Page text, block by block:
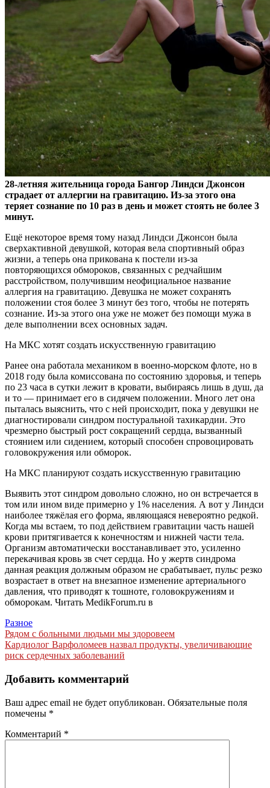
28-летняя жительница города Бангор Линдси Джонсон
страдает от аллергии на гравитацию. Из-за этого она
теряет сознание по 10 раз в день и может стоять не более 3
минут.
Ещё некоторое время тому назад Линдси Джонсон была
сверхактивной девушкой, которая вела спортивный образ
жизни, а теперь она прикована к постели из-за
повторяющихся обмороков, связанных с редчайшим
расстройством, получившим неофициальное название
аллергия на гравитацию. Девушка не может сохранять
положении стоя более 3 минут без того, чтобы не потерять
сознание. Из-за этого она уже не может без помощи мужа в
деле выполнении всех основных задач.
На МКС хотят создать искусственную гравитацию
Ранее она работала механиком в военно-морском флоте, но в
2018 году была комиссована по состоянию здоровья, и теперь
по 23 часа в сутки лежит в кровати, выбираясь лишь в душ, да
и то — принимает его в сидячем положении. Много лет она
пыталась выяснить, что с ней происходит, пока у девушки не
диагностировали синдром постуральной тахикардии. Это
чрезмерно быстрый рост сокращений сердца, вызванный
стоянием или сидением, который способен спровоцировать
головокружения или обморок.
На МКС планируют создать искусственную гравитацию
Выявить этот синдром довольно сложно, но он встречается в
том или ином виде примерно у 1% населения. А вот у Линдси
наиболее тяжёлая его форма, являющаяся невероятно редкой.
Когда мы встаем, то под действием гравитации часть нашей
крови притягивается к конечностям и нижней части тела.
Организм автоматически восстанавливает это, усиленно
перекачивая кровь зв счет сердца. Но у жертв синдрома
данная реакция должным образом не срабатывает, пульс резко
возрастает в ответ на внезапное изменение артериального
давления, что приводят к тошноте, головокружениям и
обморокам. Читать MedikForum.ru в
Разное
Навигация
по
Рядом с больными людьми мы здоровеем
Кардиолог Варфоломеев назвал продукты, увеличивающие
риск сердечных заболеваний
Добавить комментарий
Ваш адрес email не будет опубликован. Обязательные поля
помечены *
Комментарий *